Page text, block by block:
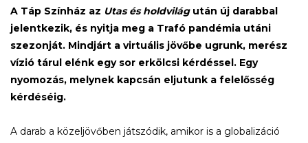
A Táp Színház az Utas és holdvilágután új darabbal
jelentkezik, és nyitja meg a Trafó pandémia utáni
szezonját. Mindjárt a virtuális jövőbe ugrunk, merész
vízió tárul elénk egy sor erkölcsi kérdéssel. Egy
nyomozás, melynek kapcsán eljutunk a felelősség
kérdéséig.
A darab a közeljövőben játszódik, amikor is a globalizáció